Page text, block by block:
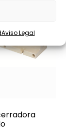
Aviso Legal